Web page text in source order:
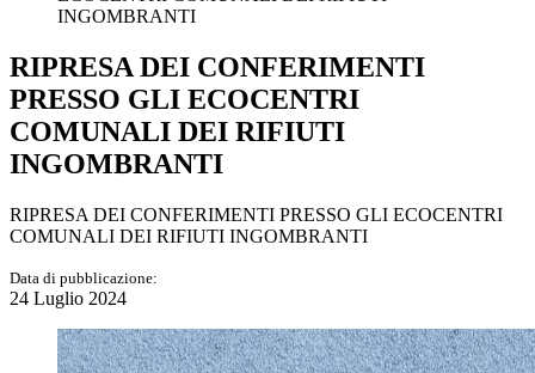
INGOMBRANTI
RIPRESA DEI CONFERIMENTI
PRESSO GLI ECOCENTRI
COMUNALI DEI RIFIUTI
INGOMBRANTI
RIPRESA DEI CONFERIMENTI PRESSO GLI ECOCENTRI
COMUNALI DEI RIFIUTI INGOMBRANTI
Data di pubblicazione:
24 Luglio 2024